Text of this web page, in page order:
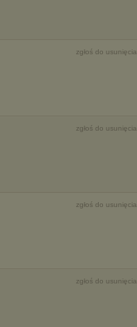
zgłoś do usunięcia
zgłoś do usunięcia
zgłoś do usunięcia
zgłoś do usunięcia